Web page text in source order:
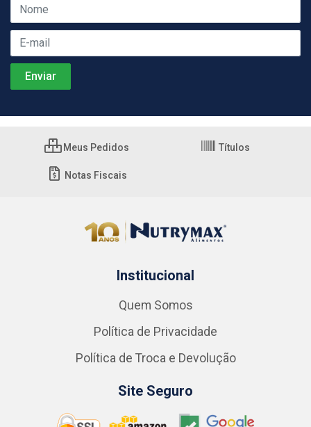
Meus Pedidos Títulos
Notas Fiscais
Institucional
Quem Somos
Política de Privacidade
Política de Troca e Devolução
Site Seguro